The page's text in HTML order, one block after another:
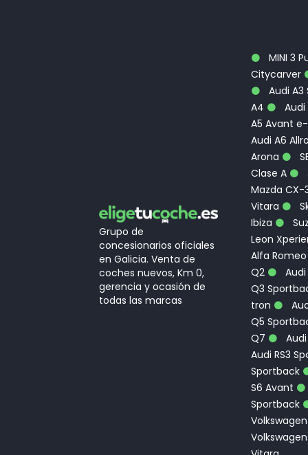
Grupo de
concesionarios oficiales
en Galicia. Venta de
coches nuevos, Km 0,
gerencia y ocasión de
todas las marcas
MINI 3
Citycarver
Audi A3
A4
Audi
A5 Avant
Audi A6
Arona
Clase A
Mazda CX-
Vitara
Ibiza
Leon
Alfa
Q2
Audi
Q3
tron
Q5
Q7
Audi RS3
Sportback
S6 Avant
Sportback